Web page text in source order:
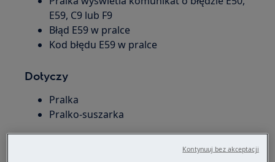
E59, C9 lub F9
Błąd E59 w pralce
Kod błędu E59 w pralce
Dotyczy
Pralka
Pralko-suszarka
Kontynuuj bez akceptacji